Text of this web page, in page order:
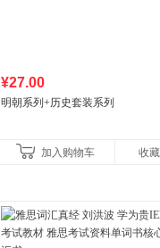
¥27.00
明朝系列+历史套装系列
加入购物车 收藏